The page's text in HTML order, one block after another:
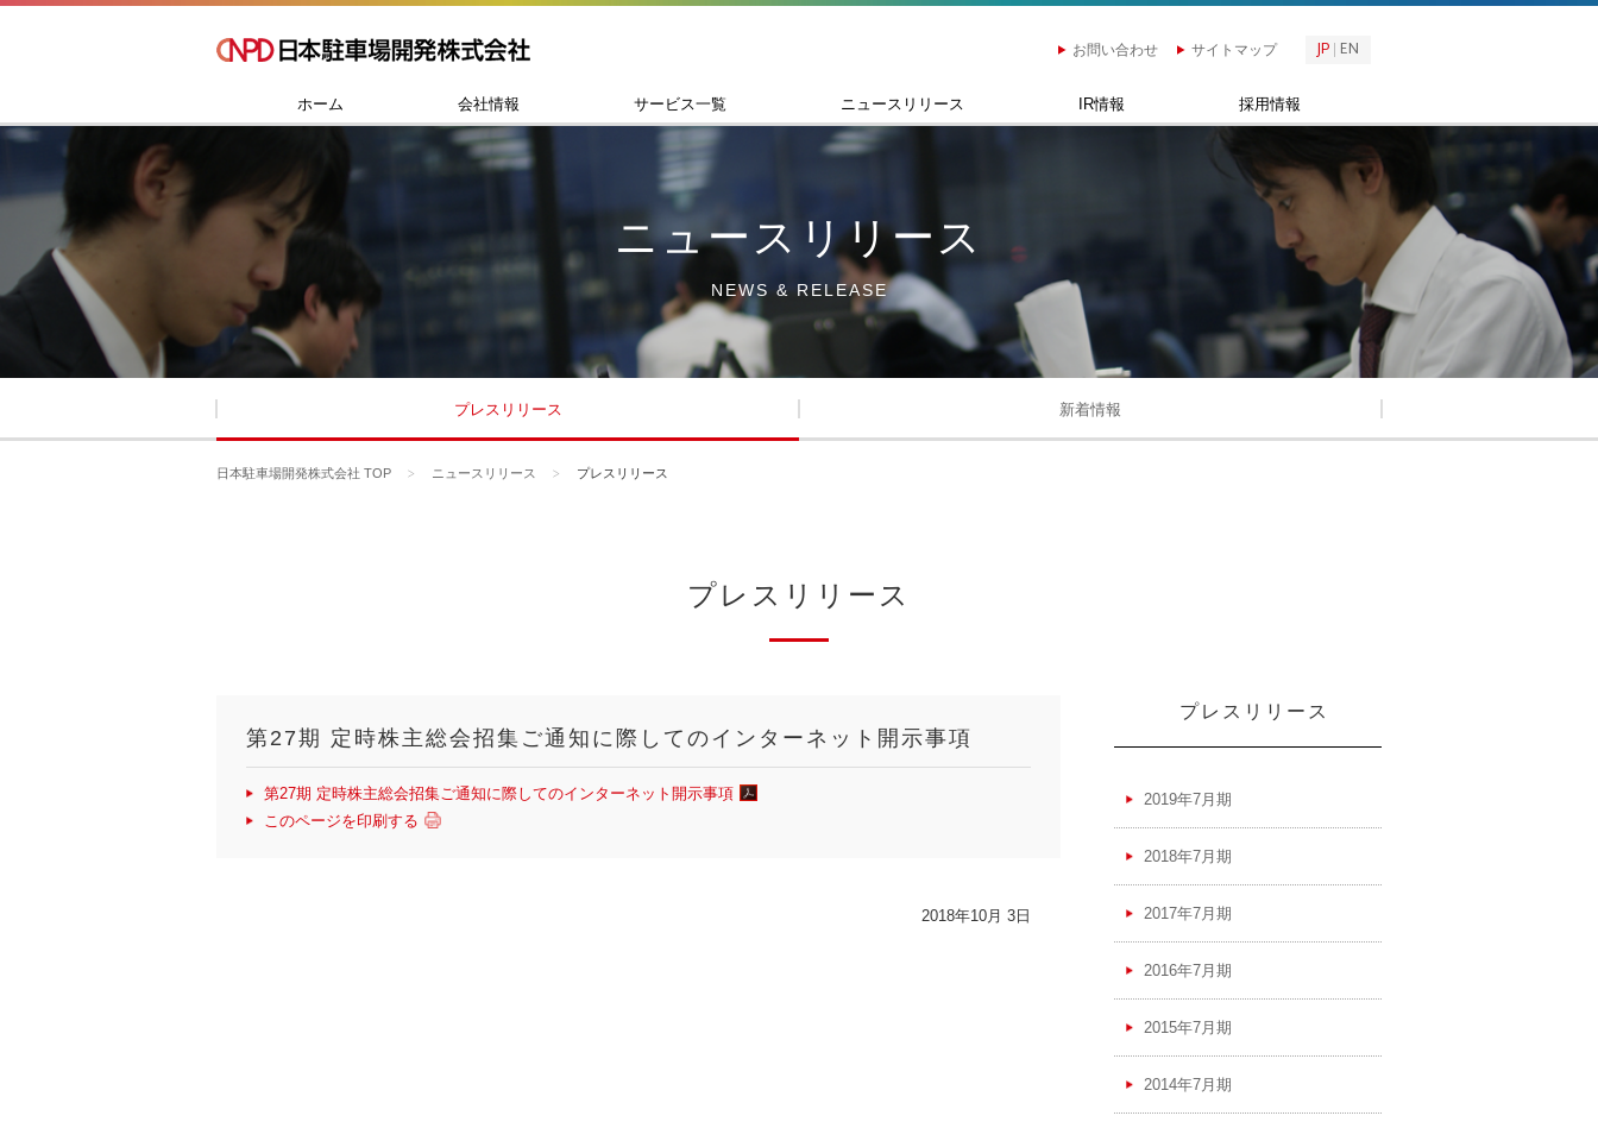
JP EN
お問い合わせ サイトマップ
ホーム 会社情報 サービス一覧 ニュースリリース IR情報 採用情報
ニュースリリース
NEWS & RELEASE
プレスリリース 新着情報
日本駐車場開発株式会社 TOP ニュースリリース プレスリリース
プレスリリース
第27期 定時株主総会招集ご通知に際してのインターネット開示事項
第27期 定時株主総会招集ご通知に際してのインターネット開示事項
このページを印刷する
2018年10月 3日
プレスリリース
2019年7月期
2018年7月期
2017年7月期
2016年7月期
2015年7月期
2014年7月期